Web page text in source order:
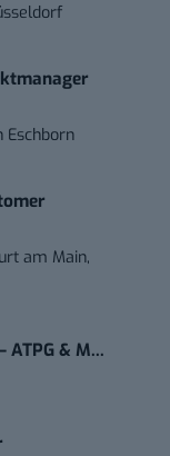
Eschborn
am Main,
ATPG & M...